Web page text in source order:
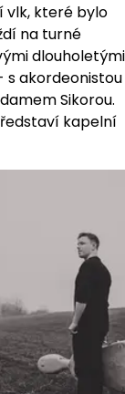
vlk, které bylo
na turné
dlouholetými
s akordeonistou
Sikorou.
kapelní